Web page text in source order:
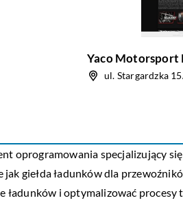
Yaco Motorsport
ul. Stargardzka
oprogramowania specjalizujący
giełda ładunków dla
i optymalizować procesy